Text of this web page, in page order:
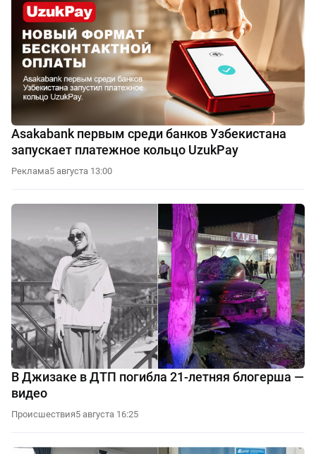
Asakabank первым среди банков Узбекистана
запускает платежное кольцо UzukPay
Реклама5 августа 13:00
В Джизаке в ДТП погибла 21-летняя блогерша —
видео
Происшествия5 августа 16:25